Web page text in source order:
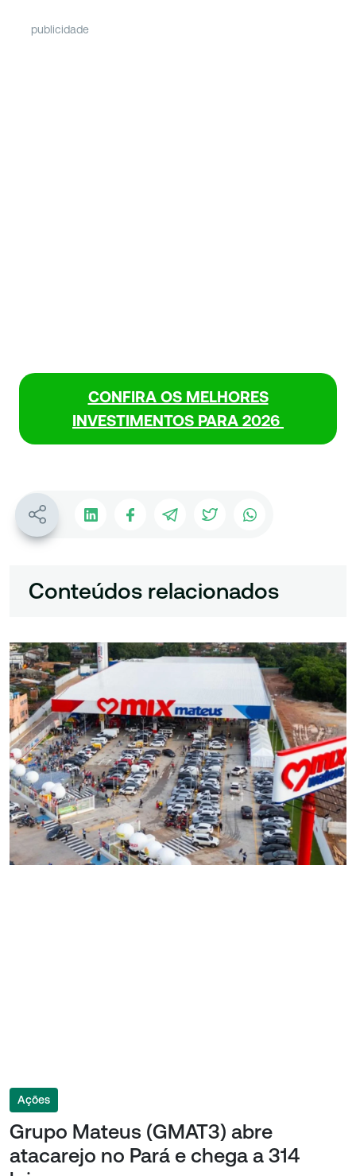
publicidade
CONFIRA OS MELHORES
INVESTIMENTOS PARA 2026
Conteúdos relacionados
Ações
Grupo Mateus (GMAT3) abre
atacarejo no Pará e chega a 314